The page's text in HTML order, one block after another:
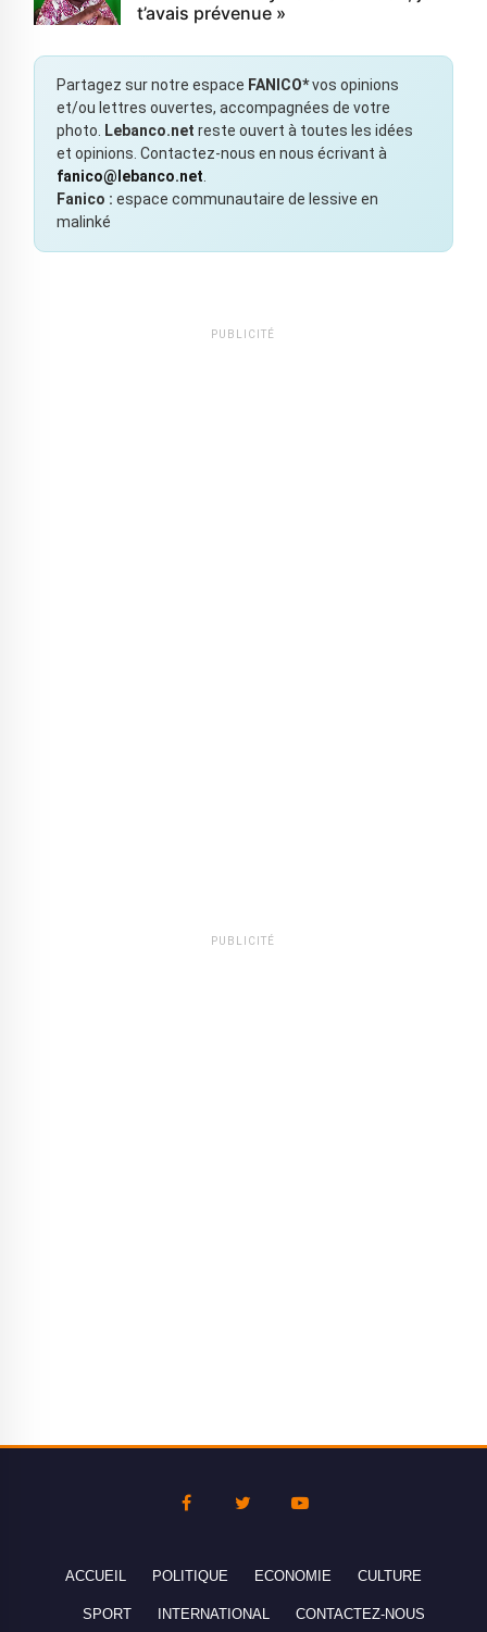
t’avais prévenue »
Partagez sur notre espace FANICO*vos opinions
et/ou lettres ouvertes, accompagnées de votre
photo.
Lebanco.net reste ouvert à toutes les idées
et opinions. Contactez-nous en nous écrivant à
fanico@lebanco.net
Fanico : espace communautaire de lessive en
malinké
PUBLICITÉ
PUBLICITÉ
ACCUEIL POLITIQUE ECONOMIE CULTURE
SPORT INTERNATIONAL CONTACTEZ-NOUS